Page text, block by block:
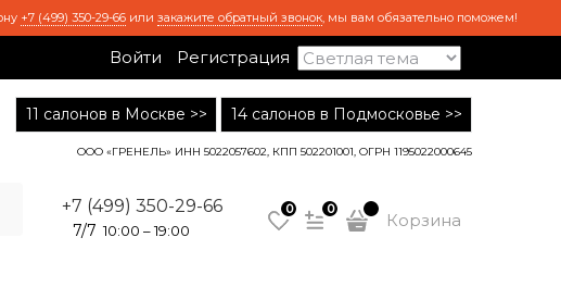
+7 (499) 350-29-66 или закажите обратный звонок, мы вам обязательно поможем!
Войти Регистрация
11 салонов в Москве >> 14 салонов в Подмосковье >>
ООО «ГРЕНЕЛЬ» ИНН 5022057602, КПП 502201001, ОГРН 1195022000645
+7 (499) 350-29-66
7/7 10:00 – 19:00
0 0
Корзина